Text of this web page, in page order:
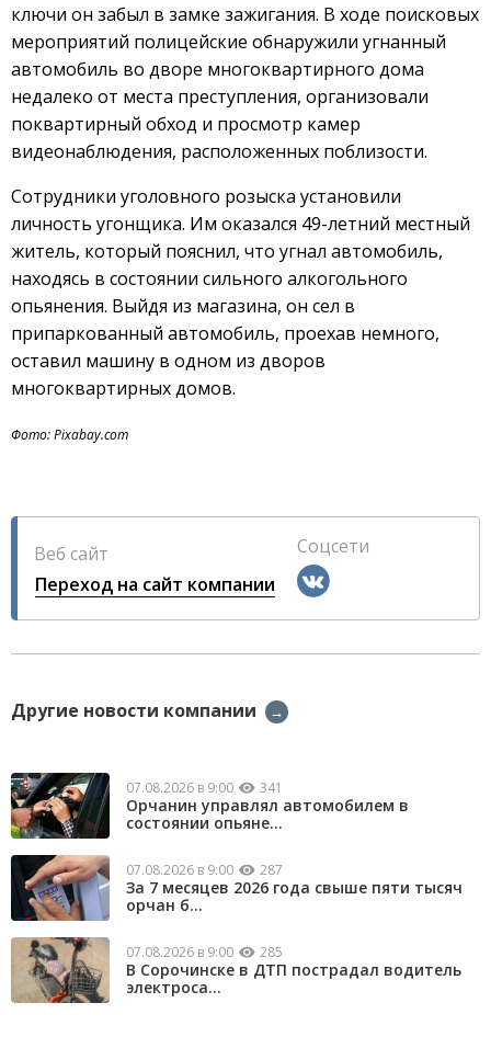
ключи он забыл в замке зажигания. В ходе поисковых
мероприятий полицейские обнаружили угнанный
автомобиль во дворе многоквартирного дома
недалеко от места преступления, организовали
поквартирный обход и просмотр камер
видеонаблюдения, расположенных поблизости.
Сотрудники уголовного розыска установили
личность угонщика. Им оказался 49-летний местный
житель, который пояснил, что угнал автомобиль,
находясь в состоянии сильного алкогольного
опьянения. Выйдя из магазина, он сел в
припаркованный автомобиль, проехав немного,
оставил машину в одном из дворов
многоквартирных домов.
Фото: Pixabay.com
Веб сайт
Переход на сайт компании
Соцсети
Другие новости компании →
07.08.2026 в 9:00 341
Орчанин управлял автомобилем в
состоянии опьяне...
07.08.2026 в 9:00 287
За 7 месяцев 2026 года свыше пяти тысяч
орчан б...
07.08.2026 в 9:00 285
В Сорочинске в ДТП пострадал водитель
электроса...